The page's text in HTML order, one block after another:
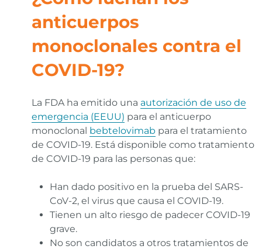
anticuerpos
monoclonales contra el
COVID-19?
La FDA ha emitido una autorización de uso de
emergencia (EEUU) para el anticuerpo
monoclonal bebtelovimab para el tratamiento
de COVID-19. Está disponible como tratamiento
de COVID-19 para las personas que:
Han dado positivo en la prueba del SARS-
CoV-2, el virus que causa el COVID-19.
Tienen un alto riesgo de padecer COVID-19
grave.
No son candidatos a otros tratamientos de